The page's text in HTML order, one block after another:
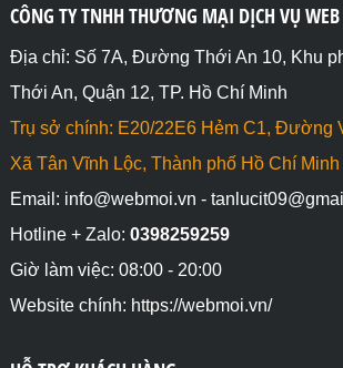
CÔNG TY TNHH THƯƠNG MẠI DỊCH VỤ
Địa chỉ: Số 7A, Đường Thới An 10, Khu
Thới An, Quận 12, TP. Hồ Chí Minh
Trụ sở chính: E20/22E6 Hẻm C1, Đường
Xã Tân Vĩnh Lộc, Thành phố Hồ Chí Minh
Email: info@webmoi.vn -
Hotline + Zalo: 0398259259
Giờ làm việc: 08:00 - 20:00
Website chính: https://webmoi.vn/